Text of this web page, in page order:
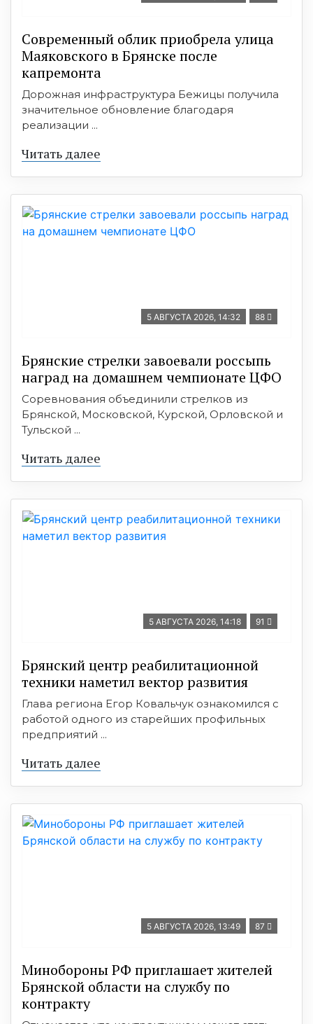
Современный облик приобрела улица
Маяковского в Брянске после
капремонта
Дорожная инфраструктура Бежицы получила
значительное обновление благодаря
реализации ...
Читать далее
5 АВГУСТА 2026, 14:32 88
Брянские стрелки завоевали россыпь
наград на домашнем чемпионате ЦФО
Соревнования объединили стрелков из
Брянской, Московской, Курской, Орловской и
Тульской ...
Читать далее
5 АВГУСТА 2026, 14:18 91
Брянский центр реабилитационной
техники наметил вектор развития
Глава региона Егор Ковальчук ознакомился с
работой одного из старейших профильных
предприятий ...
Читать далее
5 АВГУСТА 2026, 13:49 87
Минобoроны РФ приглaшaет житeлeй
Брянской области на службу по
контракту